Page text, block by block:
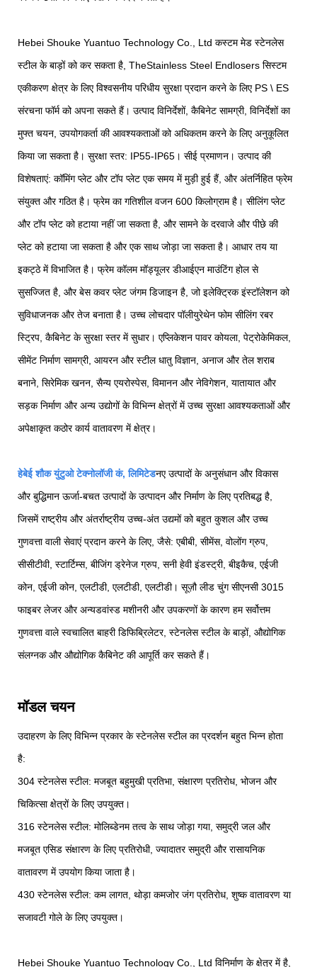
Hebei Shouke Yuantuo Technology Co., Ltd कस्टम मेड स्टेनलेस
स्टील के बाड़ों को कर सकता है, TheStainless Steel Endlosers सिस्टम
एकीकरण क्षेत्र के लिए विश्वसनीय परिधीय सुरक्षा प्रदान करने के लिए PS \ ES
संरचना फॉर्म को अपना सकते हैं। उत्पाद विनिर्देशों, कैबिनेट सामग्री, विनिर्देशों का
मुफ्त चयन, उपयोगकर्ता की आवश्यकताओं को अधिकतम करने के लिए अनुकूलित
किया जा सकता है। सुरक्षा स्तर: IP55-IP65। सीई प्रमाणन। उत्पाद की
विशेषताएं: कॉमिंग प्लेट और टॉप प्लेट एक समय में मुड़ी हुई हैं, और अंतर्निहित फ्रेम
संयुक्त और गठित है। फ्रेम का गतिशील वजन 600 किलोग्राम है। सीलिंग प्लेट
और टॉप प्लेट को हटाया नहीं जा सकता है, और सामने के दरवाजे और पीछे की
प्लेट को हटाया जा सकता है और एक साथ जोड़ा जा सकता है। आधार तय या
इकट्ठे में विभाजित है। फ्रेम कॉलम मॉड्यूलर डीआईएन माउंटिंग होल से
सुसज्जित है, और बेस कवर प्लेट जंगम डिजाइन है, जो इलेक्ट्रिक इंस्टॉलेशन को
सुविधाजनक और तेज बनाता है। उच्च लोचदार पॉलीयुरेथेन फोम सीलिंग रबर
स्ट्रिप, कैबिनेट के सुरक्षा स्तर में सुधार। एप्लिकेशन पावर कोयला, पेट्रोकेमिकल,
सीमेंट निर्माण सामग्री, आयरन और स्टील धातु विज्ञान, अनाज और तेल शराब
बनाने, सिरेमिक खनन, सैन्य एयरोस्पेस, विमानन और नेविगेशन, यातायात और
सड़क निर्माण और अन्य उद्योगों के विभिन्न क्षेत्रों में उच्च सुरक्षा आवश्यकताओं और
अपेक्षाकृत कठोर कार्य वातावरण में क्षेत्र।
हेबेई शौक युंटुओ टेक्नोलॉजी कं, लिमिटेडनए उत्पादों के अनुसंधान और विकास
और बुद्धिमान ऊर्जा-बचत उत्पादों के उत्पादन और निर्माण के लिए प्रतिबद्ध है,
जिसमें राष्ट्रीय और अंतर्राष्ट्रीय उच्च-अंत उद्यमों को बहुत कुशल और उच्च
गुणवत्ता वाली सेवाएं प्रदान करने के लिए, जैसे: एबीबी, सीमेंस, वोलोंग ग्रुप,
सीसीटीवी, स्टार्टिम्स, बीजिंग ड्रेनेज ग्रुप, सनी हेवी इंडस्ट्री, बीइकैच, एईजी
कोन, एईजी कोन, एलटीडी, एलटीडी, एलटीडी। सूज़ौ लीड चुंग सीएनसी 3015
फाइबर लेजर और अन्यडवांस्ड मशीनरी और उपकरणों के कारण हम सर्वोत्तम
गुणवत्ता वाले स्वचालित बाहरी डिफिब्रिलेटर, स्टेनलेस स्टील के बाड़ों, औद्योगिक
संलग्नक और औद्योगिक कैबिनेट की आपूर्ति कर सकते हैं।
मॉडल चयन
उदाहरण के लिए विभिन्न प्रकार के स्टेनलेस स्टील का प्रदर्शन बहुत भिन्न होता
है:
304 स्टेनलेस स्टील: मजबूत बहुमुखी प्रतिभा, संक्षारण प्रतिरोध, भोजन और
चिकित्सा क्षेत्रों के लिए उपयुक्त।
316 स्टेनलेस स्टील: मोलिब्डेनम तत्व के साथ जोड़ा गया, समुद्री जल और
मजबूत एसिड संक्षारण के लिए प्रतिरोधी, ज्यादातर समुद्री और रासायनिक
वातावरण में उपयोग किया जाता है।
430 स्टेनलेस स्टील: कम लागत, थोड़ा कमजोर जंग प्रतिरोध, शुष्क वातावरण या
सजावटी गोले के लिए उपयुक्त।
Hebei Shouke Yuantuo Technology Co., Ltd विनिर्माण के क्षेत्र में है,